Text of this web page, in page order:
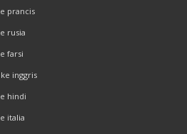
prancis
rusia
farsi
inggris
hindi
italia